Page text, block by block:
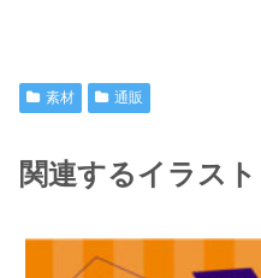
素材 通販
関連するイラスト